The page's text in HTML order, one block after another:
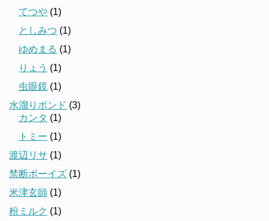
てつや (1)
としみつ (1)
ゆめまる (1)
りょう (1)
虫眼鏡 (1)
水溜りボンド (3)
カンタ (1)
トミー (1)
渡辺リサ (1)
禁断ボーイズ (1)
米津玄師 (1)
粉ミルク (1)